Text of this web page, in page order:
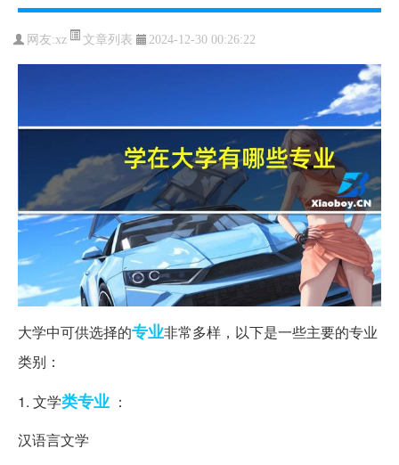
网友:xz 文章列表 2024-12-30 00:26:22
大学中可供选择的专业非常多样，以下是一些主要的专业
类别：
1. 文学类专业 ：
汉语言文学